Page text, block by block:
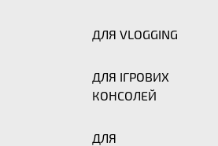
ДЛЯ VLOGGING
ДЛЯ ІГРОВИХ
КОНСОЛЕЙ
ДЛЯ